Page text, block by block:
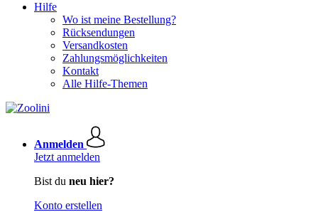
Hilfe
Wo ist meine Bestellung?
Rücksendungen
Versandkosten
Zahlungsmöglichkeiten
Kontakt
Alle Hilfe-Themen
Anmelden
Jetzt anmelden
Bist du neu hier?
Konto erstellen